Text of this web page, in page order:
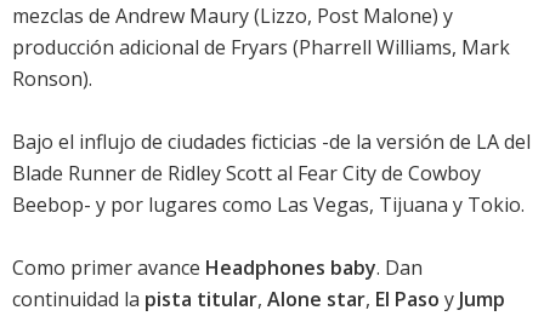
mezclas de Andrew Maury (Lizzo, Post Malone) y
producción adicional de Fryars (Pharrell Williams, Mark
Ronson).
Bajo el influjo de ciudades ficticias -de la versión de LA del
Blade Runner de Ridley Scott al Fear City de Cowboy
Beebop- y por lugares como Las Vegas, Tijuana y Tokio.
Como primer avance Headphones baby. Dan
continuidad la pista titular, Alone star, El Paso y Jump